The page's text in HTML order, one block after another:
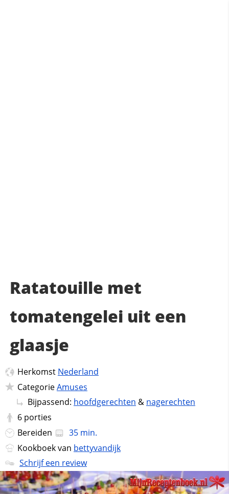
Ratatouille met
tomatengelei uit een
glaasje
Herkomst Nederland
CategorieAmuses
Bijpassend: hoofdgerechten & nagerechten
6 porties
Bereiden
35 min.
Kookboek van bettyvandijk
Schrijf een review